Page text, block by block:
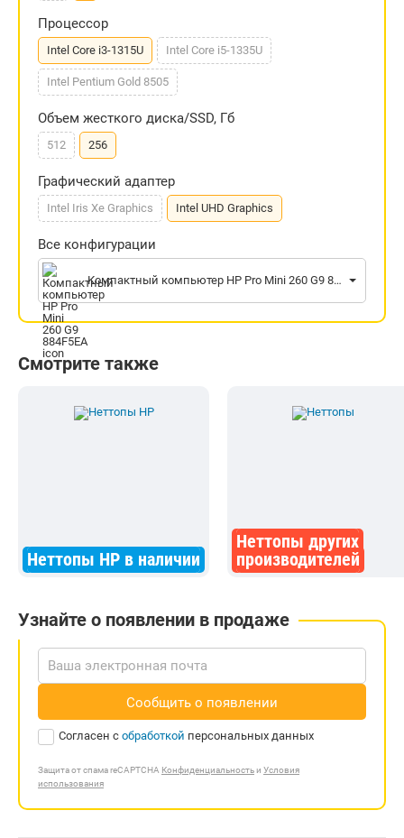
Процессор
Intel Core i3-1315U Intel Core i5-1335U
Intel Pentium Gold 8505
Объем жесткого диска/SSD, Гб
512 256
Графический адаптер
Intel Iris Xe Graphics Intel UHD Graphics
Все конфигурации
Компактный компьютер HP Pro Mini 260 G9 884F5EA
Смотрите также
Неттопы HP в наличии
Неттопы других
производителей
Узнайте о появлении в продаже
Сообщить о появлении
Согласен с обработкой персональных данных
Защита от спама reCAPTCHA Конфиденциальностьи Условия
использования